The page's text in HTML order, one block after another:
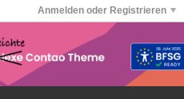
Anmelden oder Registrieren